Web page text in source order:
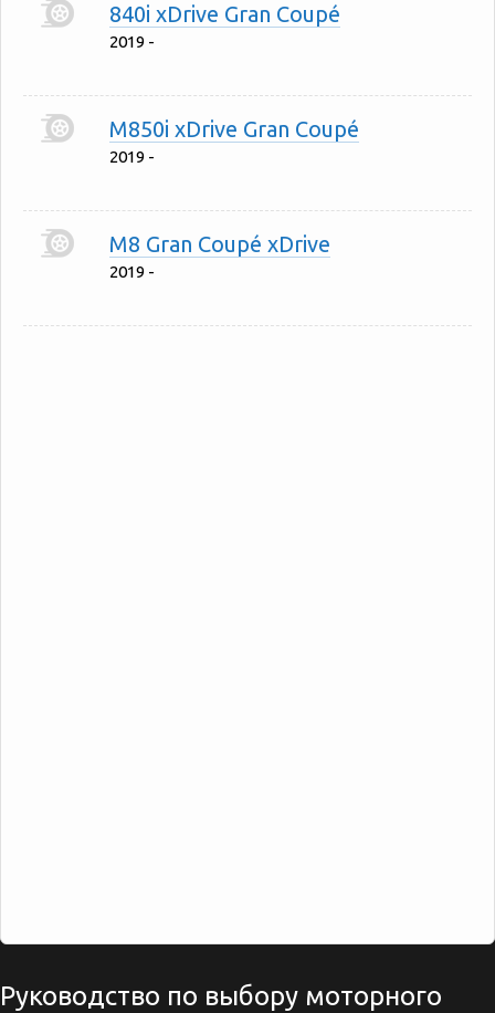
840i xDrive Gran Coupé
2019 -
M850i xDrive Gran Coupé
2019 -
M8 Gran Coupé xDrive
2019 -
Руководство по выбору моторного